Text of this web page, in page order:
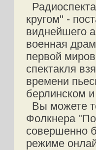
кругом" -
виднейшего
военная
первой
спектакля
времени
берлинском
Вы можете
Фолкнера
совершенно
режиме